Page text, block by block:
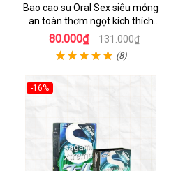
Bao cao su Oral Sex siêu mỏng
an toàn thơm ngọt kích thích
mua ngay
80.000₫ 131.000₫
(8)
-16%